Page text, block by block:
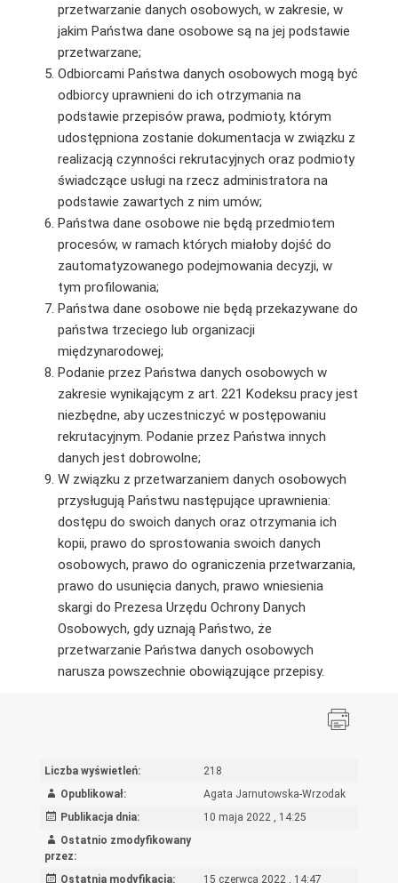
przetwarzanie danych osobowych, w zakresie, w
jakim Państwa dane osobowe są na jej podstawie
przetwarzane;
Odbiorcami Państwa danych osobowych mogą być
odbiorcy uprawnieni do ich otrzymania na
podstawie przepisów prawa, podmioty, którym
udostępniona zostanie dokumentacja w związku z
realizacją czynności rekrutacyjnych oraz podmioty
świadczące usługi na rzecz administratora na
podstawie zawartych z nim umów;
Państwa dane osobowe nie będą przedmiotem
procesów, w ramach których miałoby dojść do
zautomatyzowanego podejmowania decyzji, w
tym profilowania;
Państwa dane osobowe nie będą przekazywane do
państwa trzeciego lub organizacji
międzynarodowej;
Podanie przez Państwa danych osobowych w
zakresie wynikającym z art. 221 Kodeksu pracy jest
niezbędne, aby uczestniczyć w postępowaniu
rekrutacyjnym. Podanie przez Państwa innych
danych jest dobrowolne;
W związku z przetwarzaniem danych osobowych
przysługują Państwu następujące uprawnienia:
dostępu do swoich danych oraz otrzymania ich
kopii, prawo do sprostowania swoich danych
osobowych, prawo do ograniczenia przetwarzania,
prawo do usunięcia danych, prawo wniesienia
skargi do Prezesa Urzędu Ochrony Danych
Osobowych, gdy uznają Państwo, że
przetwarzanie Państwa danych osobowych
narusza powszechnie obowiązujące przepisy.
Liczba wyświetleń:
218
Opublikował:
Agata Jarnutowska-Wrzodak
Publikacja dnia:
10 maja 2022 , 14:25
Ostatnio zmodyfikowany
przez:
Ostatnia modyfikacja:
15 czerwca 2022 , 14:47